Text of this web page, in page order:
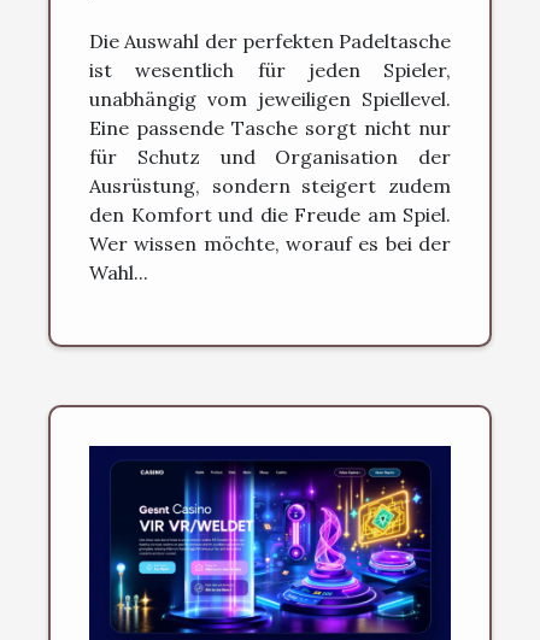
Die Auswahl der perfekten Padeltasche
ist wesentlich für jeden Spieler,
unabhängig vom jeweiligen Spiellevel.
Eine passende Tasche sorgt nicht nur
für Schutz und Organisation der
Ausrüstung, sondern steigert zudem
den Komfort und die Freude am Spiel.
Wer wissen möchte, worauf es bei der
Wahl...